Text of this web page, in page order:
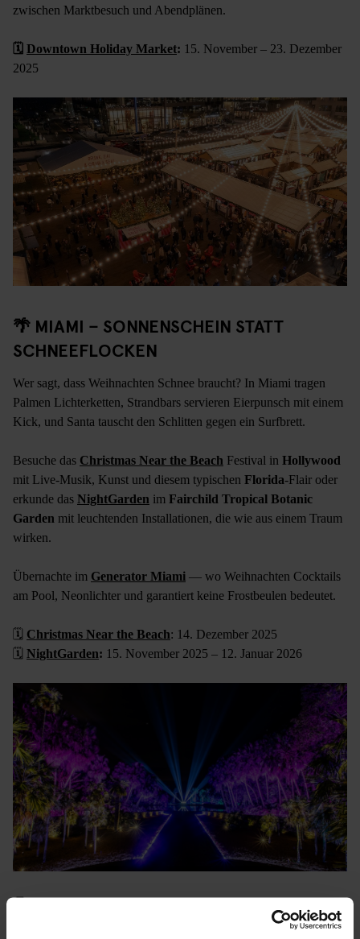
zwischen Marktbesuch und Abendplänen.
🗓 Downtown Holiday Market: 15. November – 23. Dezember
2025
🌴 MIAMI – SONNENSCHEIN STATT
SCHNEEFLOCKEN
Wer sagt, dass Weihnachten Schnee braucht? In Miami tragen
Palmen Lichterketten, Strandbars servieren Eierpunsch mit einem
Kick, und Santa tauscht den Schlitten gegen ein Surfbrett.
Besuche das Christmas Near the Beach Festival in Hollywood
mit Live-Musik, Kunst und diesem typischen Florida-Flair oder
erkunde das NightGarden im Fairchild Tropical Botanic
Garden mit leuchtenden Installationen, die wie aus einem Traum
wirken.
Übernachte im Generator Miami — wo Weihnachten Cocktails
am Pool, Neonlichter und garantiert keine Frostbeulen bedeutet.
🗓 Christmas Near the Beach: 14. Dezember 2025
🗓 NightGarden: 15. November 2025 – 12. Januar 2026
🎅 BONUS-RUNDE: EINEN UMWEG WERT
Es gibt dort (noch) kein Generator, aber diese Weihnachtsmärkte